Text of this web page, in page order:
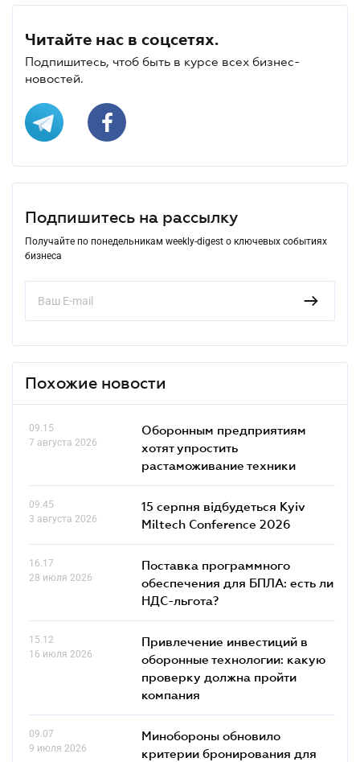
Читайте нас в соцсетях.
Подпишитесь, чтоб быть в курсе всех бизнес-
новостей.
Подпишитесь на рассылку
Получайте по понедельникам weekly-digest о ключевых событиях
бизнеса
Похожие новости
09.15
7 августа 2026
Оборонным предприятиям
хотят упростить
растаможивание техники
09.45
3 августа 2026
15 серпня відбудеться Kyiv
Miltech Conference 2026
16.17
28 июля 2026
Поставка программного
обеспечения для БПЛА: есть ли
НДС-льгота?
15.12
16 июля 2026
Привлечение инвестиций в
оборонные технологии: какую
проверку должна пройти
компания
09.07
9 июля 2026
Минобороны обновило
критерии бронирования для